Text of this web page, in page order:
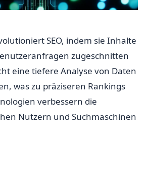
SEO, indem sie Inhalte
zugeschnitten
eine tiefere Analyse von Daten
was zu präziseren Rankings
verbessern die
Nutzern und Suchmaschinen